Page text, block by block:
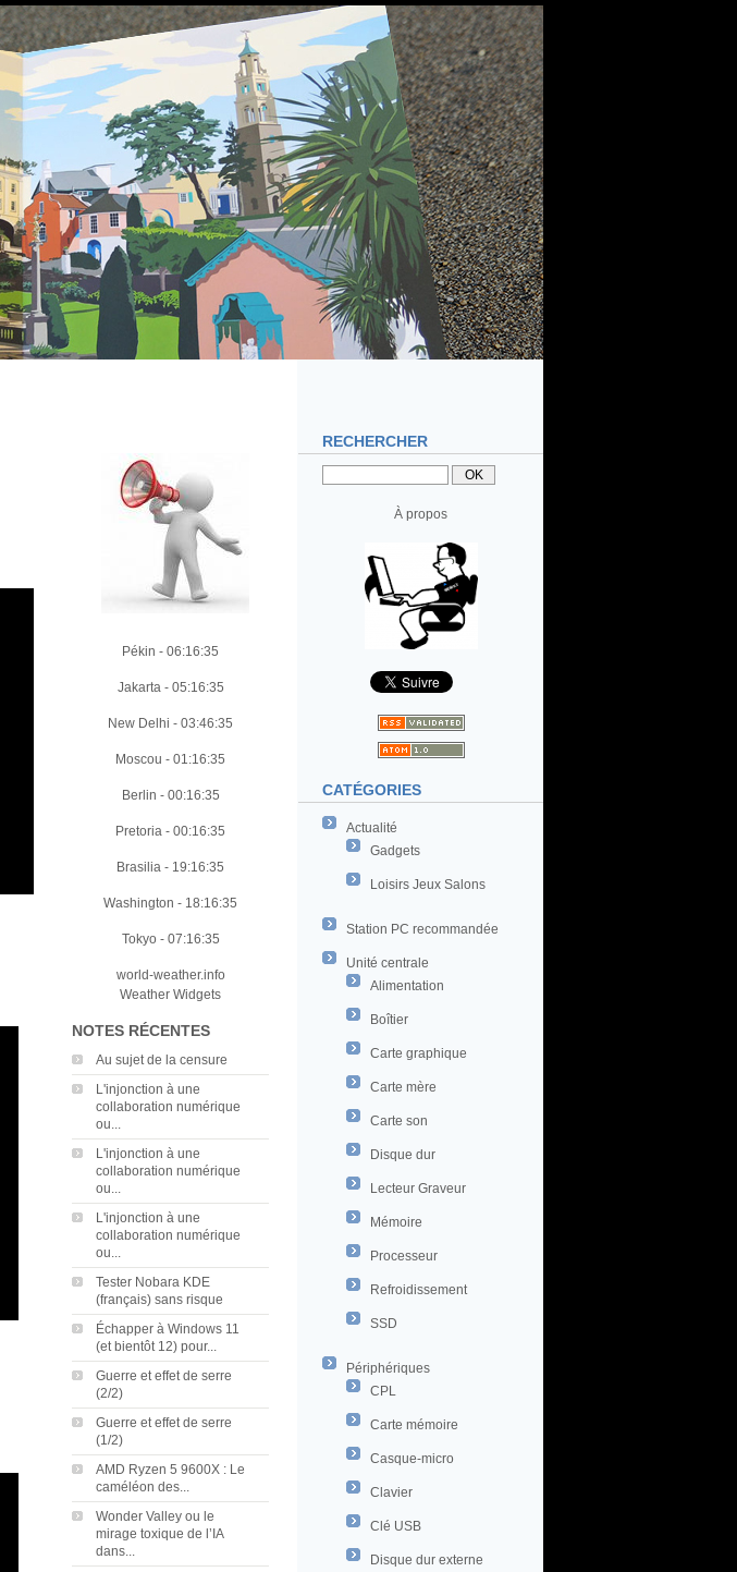
RECHERCHER
À propos
CATÉGORIES
Actualité
Gadgets
Loisirs Jeux Salons
Station PC recommandée
Unité centrale
Alimentation
Boîtier
Carte graphique
Carte mère
Carte son
Disque dur
Lecteur Graveur
Mémoire
Processeur
Refroidissement
SSD
Périphériques
CPL
Carte mémoire
Casque-micro
Clavier
Clé USB
Disque dur externe
Pékin - 06:16:36
Jakarta- 05:16:36
New Delhi - 03:46:36
Moscou - 01:16:36
Berlin - 00:16:36
Pretoria - 00:16:36
Brasilia - 19:16:36
Washington - 18:16:36
Tokyo - 07:16:36
world-weather.info
Weather Widgets
NOTES RÉCENTES
Au sujet de la censure
L'injonction à une
collaboration numérique
ou...
L'injonction à une
collaboration numérique
ou...
L'injonction à une
collaboration numérique
ou...
Tester Nobara KDE
(français) sans risque
Échapper à Windows 11
(et bientôt 12) pour...
Guerre et effet de serre
(2/2)
Guerre et effet de serre
(1/2)
AMD Ryzen 5 9600X : Le
caméléon des...
Wonder Valley ou le
mirage toxique de l’IA
dans...